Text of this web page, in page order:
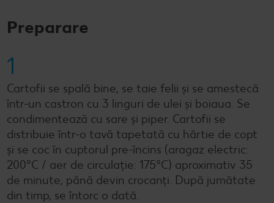
Preparare
1
Cartofii se spală bine, se taie felii și se amestecă
într-un castron cu 3 linguri de ulei și boiaua. Se
condimentează cu sare și piper. Cartofii se
distribuie într-o tavă tapetată cu hârtie de copt
și se coc în cuptorul pre-încins (aragaz electric:
200°C / aer de circulație: 175°C) aproximativ 35
de minute, până devin crocanți. După jumătate
din timp, se întorc o dată.